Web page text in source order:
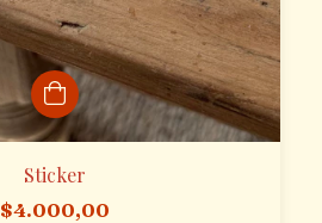
Sticker
$4.000,00